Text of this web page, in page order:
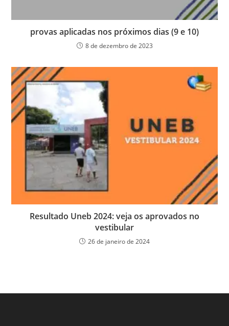
provas aplicadas nos próximos dias (9 e 10)
8 de dezembro de 2023
Resultado Uneb 2024: veja os aprovados no
vestibular
26 de janeiro de 2024